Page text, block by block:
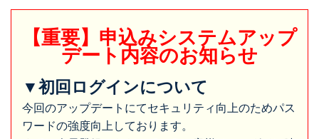
【重要】申込みシステムアップ
デート内容のお知らせ
▼初回ログインについて
今回のアップデートにてセキュリティ向上のためパス
ワードの強度向上しております。